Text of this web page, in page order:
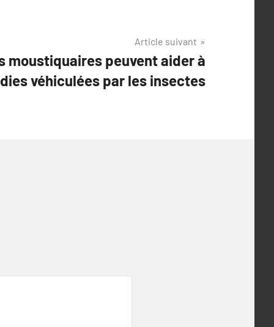
Article suivant
moustiquaires peuvent aider à
véhiculées par les insectes